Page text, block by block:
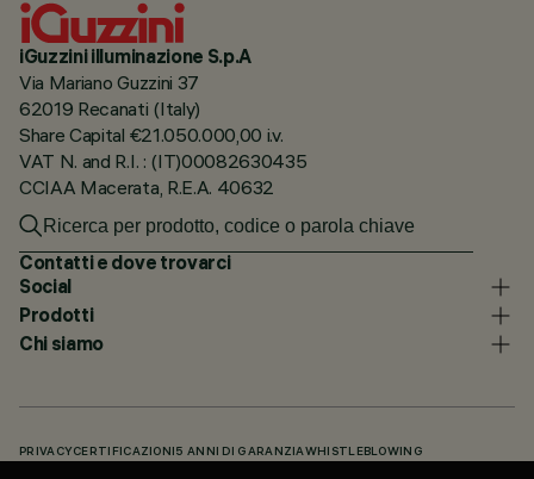
iGuzzini illuminazione S.p.A
Via Mariano Guzzini 37
62019 Recanati (Italy)
Share Capital €21.050.000,00 i.v.
VAT N. and R.I. : (IT)00082630435
CCIAA Macerata, R.E.A. 40632
Contatti e dove trovarci
Social
Prodotti
Chi siamo
PRIVACY CERTIFICAZIONI 5 ANNI DI GARANZIAWHISTLEBLOWING